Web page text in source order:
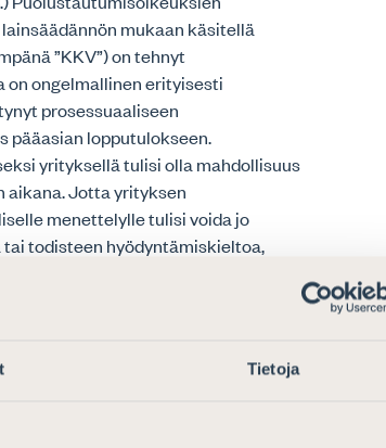
Tietoja
mukaan käsitellä
”KKV”) on tehnyt
on ongelmallinen erityisesti
prosessuaaliseen
pääasian lopputulokseen.
yrityksellä tulisi olla mahdollisuus
aikana. Jotta yrityksen
menettelylle tulisi voida jo
todisteen hyödyntämiskieltoa,
käsiteltäväksi sellaiset
Vastaavasti
Valitusoikeutta voidaan rajoittaa
noudattaen ja niin,